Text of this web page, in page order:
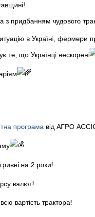
з придбанням чудового
в Україні, фермери
те, що Українці нескорені
програма від АГРО
на 2 роки!
валют!
вартість трактора!